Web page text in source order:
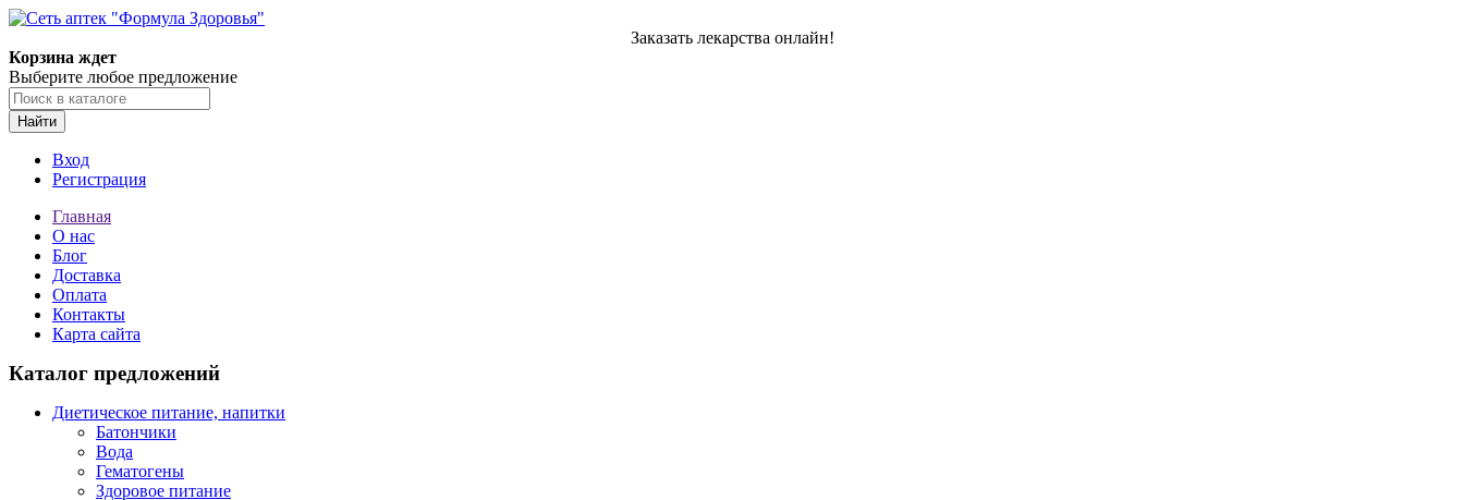
Заказать лекарства онлайн!
Корзина ждет
Выберите любое предложение
Найти
Вход
Регистрация
Главная
О нас
Блог
Доставка
Оплата
Контакты
Карта сайта
Каталог предложений
Диетическое питание, напитки
Батончики
Вода
Гематогены
Здоровое питание